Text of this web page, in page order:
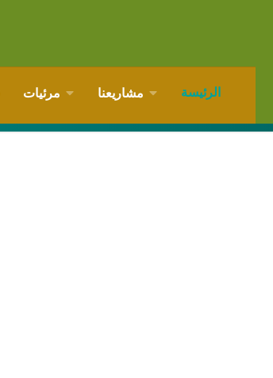
مرئيات مشاريعنا الرئيسة